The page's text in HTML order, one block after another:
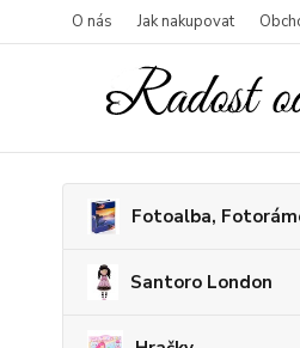
O nás Jak nakupovat
Fotoalba,
Santoro London